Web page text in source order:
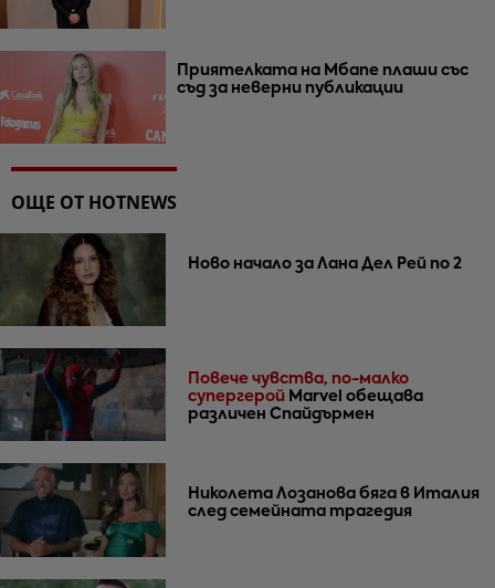
Приятелката на Мбапе плаши със
съд за неверни публикации
ОЩЕ ОТ HOTNEWS
Ново начало за Лана Дел Рей по 2
Повече чувства, по-малко
супергерой Marvel обещава
различен Спайдърмен
Николета Лозанова бяга в Италия
след семейната трагедия